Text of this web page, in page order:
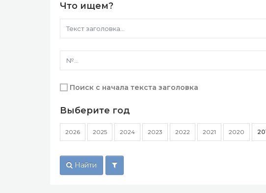
Что ищем?
Поиск с начала текста заголовка
Выберите год
2026 2025 2024 2023 2022 2021 2020
Найти